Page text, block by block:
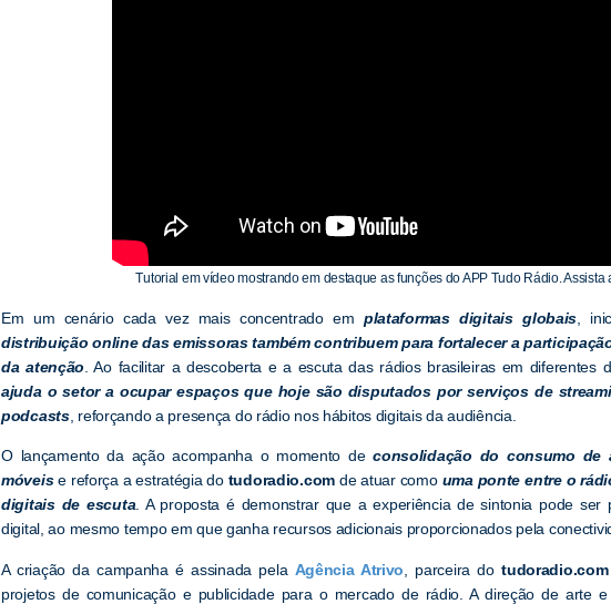
Tutorial em vídeo mostrando em destaque as funções do APP Tudo Rádio. Assista
Em um cenário cada vez mais concentrado em plataformas digitais globais ,
distribuição online das emissoras também contribuem para fortalecer a
da atenção . Ao facilitar a descoberta e a escuta das rádios brasileiras em diferentes
ajuda o setor a ocupar espaços que hoje são disputados por serviços de
podcasts, reforçando a presença do rádio nos hábitos digitais da audiência.
O lançamento da ação acompanha o momento deconsolidação do consumo de
móveise reforça a estratégia do tudoradio.com de atuar como uma ponte entre o
digitais de escuta. A proposta é demonstrar que a experiência de sintonia pode ser
digital, ao mesmo tempo em que ganha recursos adicionais proporcionados pela
A criação da campanha é assinada pela Agência Atrivo , parceira dotudoradio.com
projetos de comunicação e publicidade para o mercado de rádio. A direção de arte